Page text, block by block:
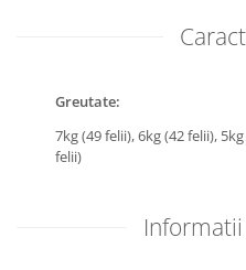
Greutate:
7kg (49 felii),6kg (42 felii),
felii)